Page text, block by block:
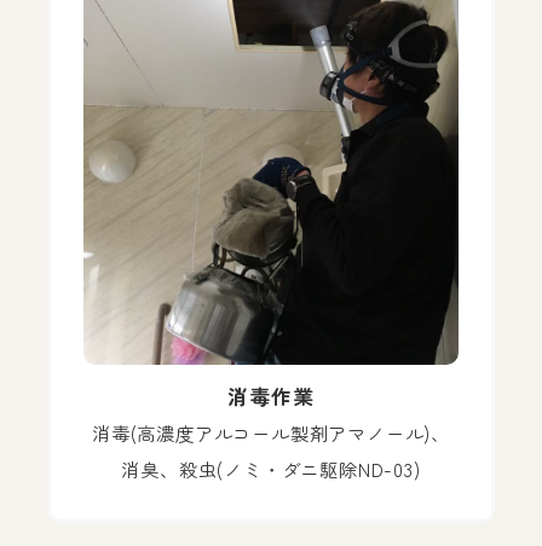
消毒作業
消毒(高濃度アルコール製剤アマノール)、
消臭、殺虫(ノミ・ダニ駆除ND-03)